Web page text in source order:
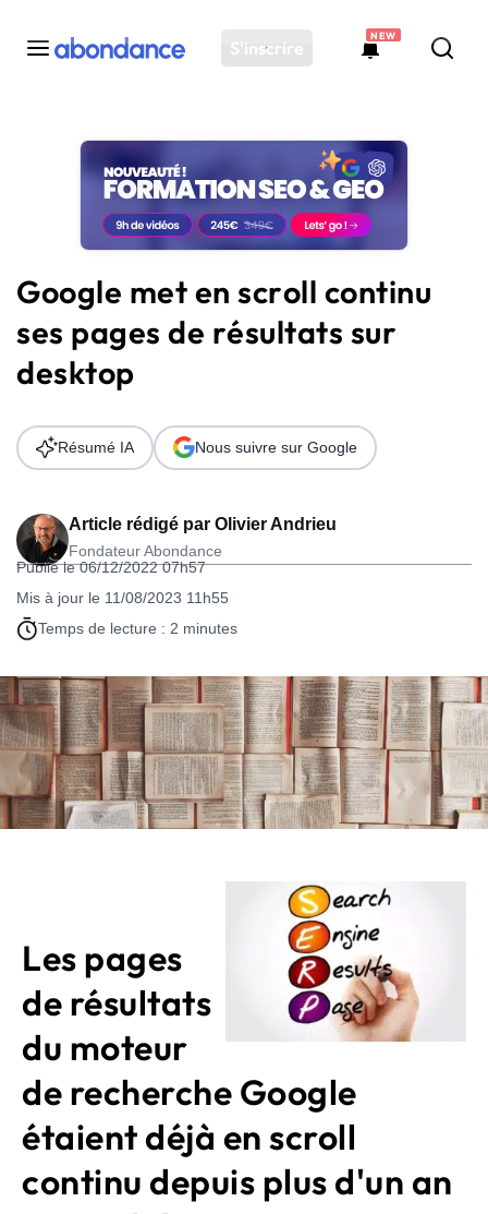
S'inscrire
NEW
Toutes les actus
Actus SEO
Plateforme
Solutions
Ressources
Audit SEO
Google met en scroll continu
ses pages de résultats sur
desktop
Article rédigé par Olivier Andrieu
Fondateur Abondance
Publié le 06/12/2022 07h57
Mis à jour le 11/08/2023 11h55
Temps de lecture : 2 minutes
Résumé IA Nous suivre sur Google
Les pages
de résultats
du moteur
de recherche Google
étaient déjà en scroll
continu depuis plus d'un an